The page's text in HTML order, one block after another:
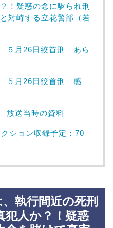
！疑惑の念に駆られ刑
対峙する立花警部（若
５月26日絞首刑 あら
５月26日絞首刑 感
送当時の資料
ション収録予定：70
執行間近の死刑
犯人か？！疑惑